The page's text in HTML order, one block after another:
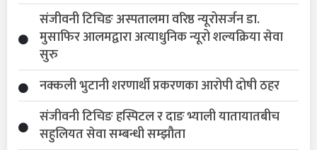
संजीवनी टिचिङ अस्पतालमा वरिष्ठ न्यूरोसर्जन डा.
मुसाफिर आलमद्वारा अत्याधुनिक न्यूरो शल्यक्रिया सेवा
सुरु
नक्कली भुटानी शरणार्थी प्रकरणका आरोपी दोषी ठहर
संजीवनी टिचिङ हस्पिटल र दाङ भ्याली यातायातबीच
सहुलियत सेवा सम्बन्धी सम्झौता